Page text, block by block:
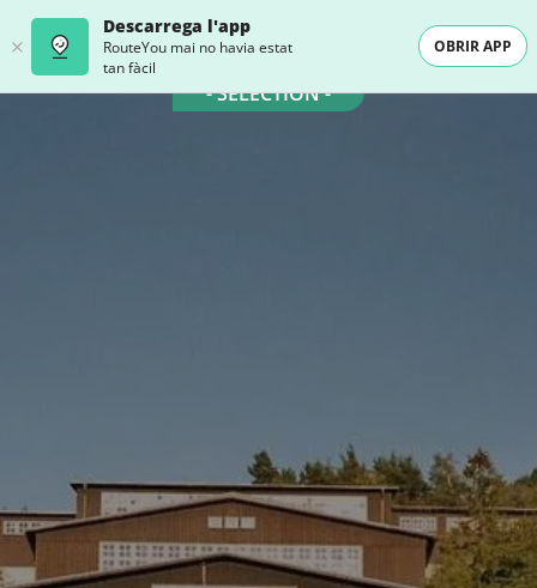
Descarrega l'app
RouteYou mai no havia estat
tan fàcil
OBRIR APP
- SELECTION -